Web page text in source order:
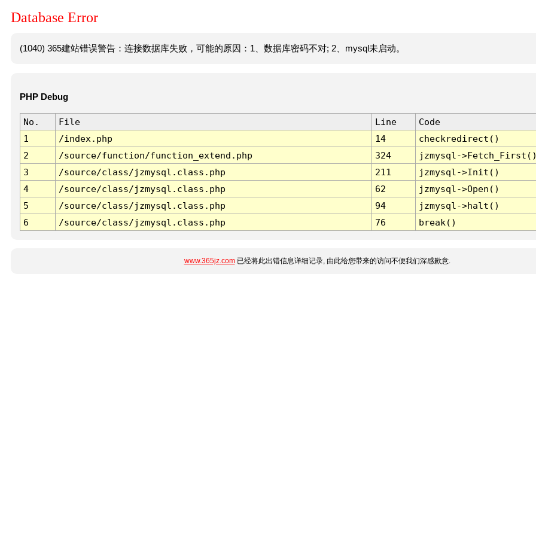
Database Error
(1040) 365建站错误警告：连接数据库失败，可能的原因：1、数据库密码不对; 2、mysql未启动。
PHP Debug
No. File Line
Code
1
/index.php 14
checkredirect()
2
/source/function/function_extend.php 324
jzmysql-
3
/source/class/jzmysql.class.php 211
jzmysql->Init()
4
/source/class/jzmysql.class.php 62
jzmysql->Open()
5
/source/class/jzmysql.class.php 94
jzmysql->halt()
6
/source/class/jzmysql.class.php 76 break()
www.365jz.com已经将此出错信息详细记录, 由此给您带来的访问不便我们深感歉意.